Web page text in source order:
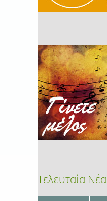
Τελευταία Νέα